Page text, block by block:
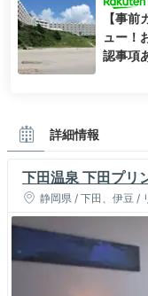
【事
ュー！
認事項
詳細情報
下田温泉 下田プリ
静岡県 / 下田、伊豆 /